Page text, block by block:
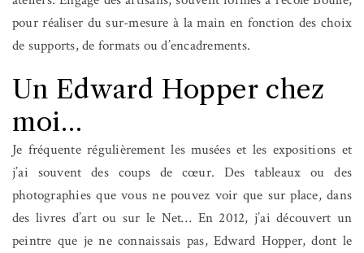
pour réaliser du sur-mesure à la main en fonction des choix
de supports, de formats ou d’encadrements.
Un Edward Hopper chez
moi…
Je fréquente régulièrement les musées et les expositions et
j’ai souvent des coups de cœur. Des tableaux ou des
photographies que vous ne pouvez voir que sur place, dans
des livres d’art ou sur le Net… En 2012, j’ai découvert un
peintre que je ne connaissais pas, Edward Hopper, dont le